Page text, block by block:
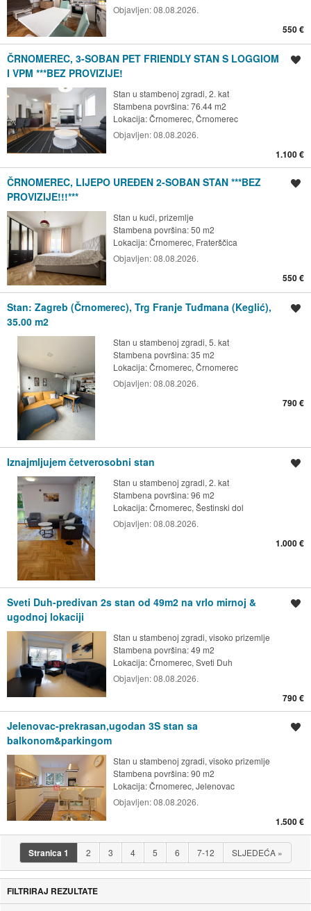
Objavljen:08.08.2026.
550 €
ČRNOMEREC, 3-SOBAN PET FRIENDLY STAN S LOGGIOM
I VPM ***BEZ PROVIZIJE!
Stan u stambenoj zgradi, 2. kat
Stambena površina: 76.44 m2
Lokacija:Črnomerec, Črnomerec
Objavljen:08.08.2026.
1.100 €
ČRNOMEREC, LIJEPO UREĐEN 2-SOBAN STAN ***BEZ
PROVIZIJE!!!***
Stan u kući, prizemlje
Stambena površina: 50 m2
Lokacija:Črnomerec, Fraterščica
Objavljen:08.08.2026.
550 €
Stan: Zagreb (Črnomerec), Trg Franje Tuđmana (Keglić),
35.00 m2
Stan u stambenoj zgradi, 5. kat
Stambena površina: 35 m2
Lokacija:Črnomerec, Črnomerec
Objavljen:08.08.2026.
790 €
Iznajmljujem četverosobni stan
Stan u stambenoj zgradi, 2. kat
Stambena površina: 96 m2
Lokacija:Črnomerec, Šestinski dol
Objavljen:08.08.2026.
1.000 €
Sveti Duh-predivan 2s stan od 49m2 na vrlo mirnoj &
ugodnoj lokaciji
Stan u stambenoj zgradi, visoko prizemlje
Stambena površina: 49 m2
Lokacija:Črnomerec, Sveti Duh
Objavljen:08.08.2026.
790 €
Jelenovac-prekrasan,ugodan 3S stan sa
balkonom&parkingom
Stan u stambenoj zgradi, visoko prizemlje
Stambena površina: 90 m2
Lokacija:Črnomerec, Jelenovac
Objavljen:08.08.2026.
1.500 €
Stranica1 2 3 4 5 6 7-12 SLJEDEĆA »
FILTRIRAJ REZULTATE